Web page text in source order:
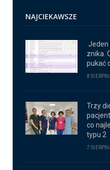
NAJCIEKAWSZE
Jeden
znika.
pukać
8
Trzy
co
typu 2
7